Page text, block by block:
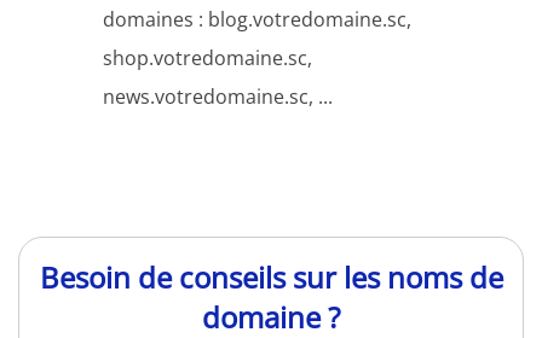
domaines : blog.votredomaine.sc,
shop.votredomaine.sc,
news.votredomaine.sc, ...
Besoin de conseils sur les noms de
domaine ?